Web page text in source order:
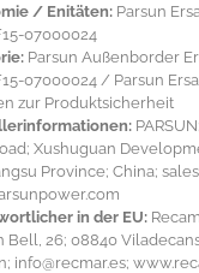
/ Enitäten: Parsun
07000024
Parsun Außenborder
07000024 / Parsun
zur Produktsicherheit
Xushuguan
Province; China;
in der EU:
Bell, 26; 08840
info@recmar.es;